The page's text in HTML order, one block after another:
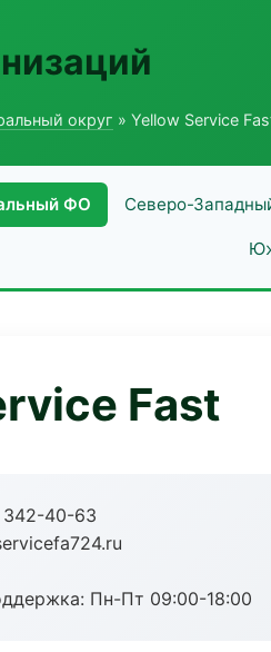
округ » Yellow Service
ФО Северо-
Fast
40-63
Пн-Пт 09:00-18:00